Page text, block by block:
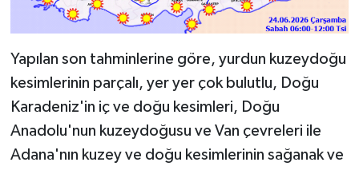
Yapılan son tahminlerine göre, yurdun kuzeydoğu
kesimlerinin parçalı, yer yer çok bulutlu, Doğu
Karadeniz'in iç ve doğu kesimleri, Doğu
Anadolu'nun kuzeydoğusu ve Van çevreleri ile
Adana'nın kuzey ve doğu kesimlerinin sağanak ve